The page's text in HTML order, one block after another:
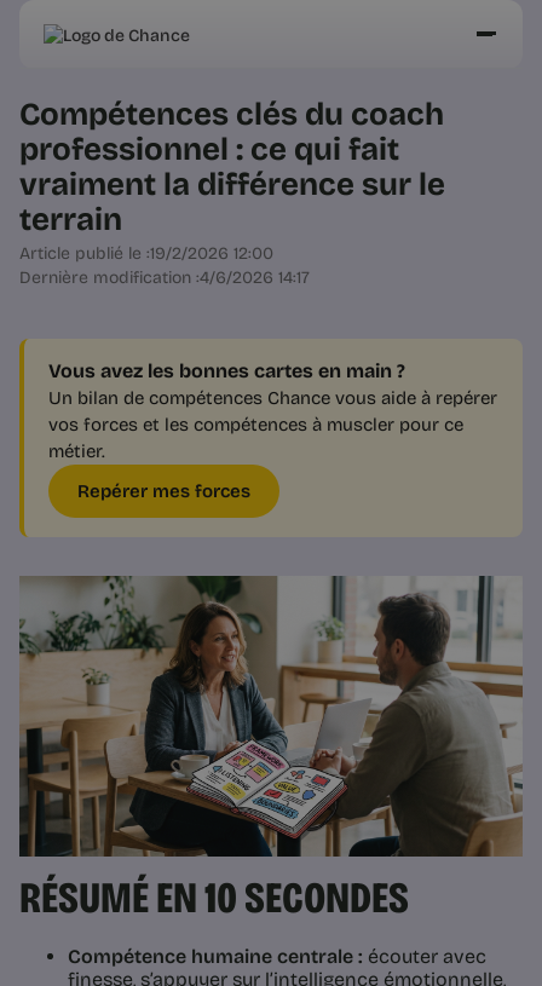
Compétences clés du coach
professionnel : ce qui fait
vraiment la différence sur le
terrain
Article publié le :19/2/2026 12:00
Dernière modification :4/6/2026 14:17
Vous avez les bonnes cartes en main ?
Un bilan de compétences Chance vous aide à repérer
vos forces et les compétences à muscler pour ce
métier.
Repérer mes forces
RÉSUMÉ EN 10 SECONDES
Compétence humaine centrale : écouter avec
finesse, s’appuyer sur l’intelligence émotionnelle,